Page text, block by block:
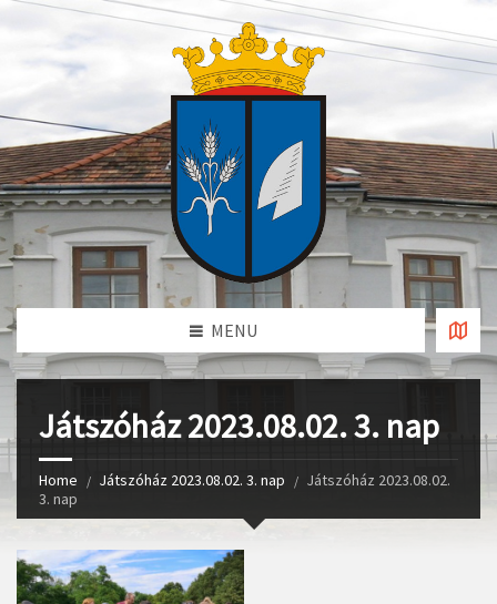
MENU
Játszóház 2023.08.02. 3. nap
Home Játszóház 2023.08.02. 3. nap
Játszóház 2023.08.02.
3. nap